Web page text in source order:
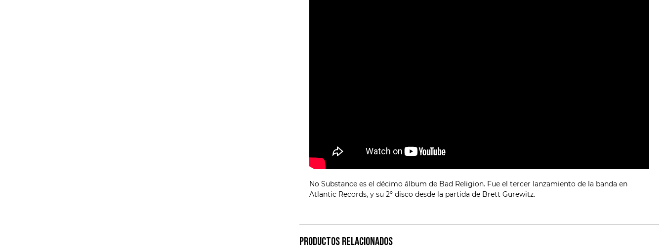
No Substance es el décimo álbum de Bad Religion. Fue el tercer lanzamiento de la banda en
Atlantic Records, y su 2º disco desde la partida de Brett Gurewitz.
PRODUCTOS RELACIONADOS